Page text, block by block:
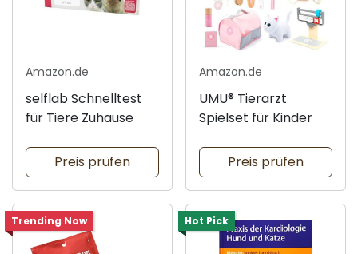
Amazon.de
selflab Schnelltest
für Tiere Zuhause
Preis prüfen
Amazon.de
UMU® Tierarzt
Spielset für Kinder
Preis prüfen
Trending Now Hot Pick